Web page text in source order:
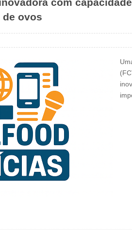
de ovos